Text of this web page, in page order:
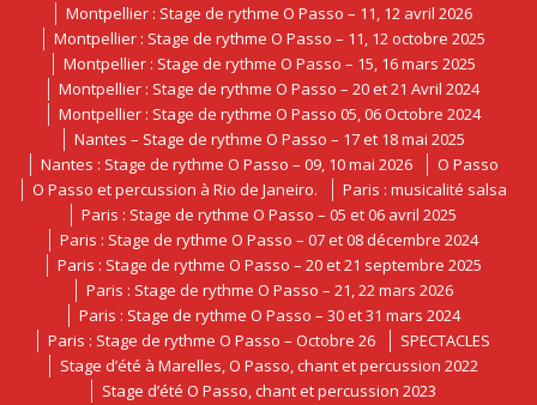
Montpellier : Stage de rythme O Passo – 11, 12 avril 2026
Montpellier : Stage de rythme O Passo – 11, 12 octobre 2025
Montpellier : Stage de rythme O Passo – 15, 16 mars 2025
Montpellier : Stage de rythme O Passo – 20 et 21 Avril 2024
Montpellier : Stage de rythme O Passo 05, 06 Octobre 2024
Nantes – Stage de rythme O Passo – 17 et 18 mai 2025
Nantes : Stage de rythme O Passo – 09, 10 mai 2026
O Passo
O Passo et percussion à Rio de Janeiro.
Paris : musicalité salsa
Paris : Stage de rythme O Passo – 05 et 06 avril 2025
Paris : Stage de rythme O Passo – 07 et 08 décembre 2024
Paris : Stage de rythme O Passo – 20 et 21 septembre 2025
Paris : Stage de rythme O Passo – 21, 22 mars 2026
Paris : Stage de rythme O Passo – 30 et 31 mars 2024
Paris : Stage de rythme O Passo – Octobre 26
SPECTACLES
Stage d’été à Marelles, O Passo, chant et percussion 2022
Stage d’été O Passo, chant et percussion 2023